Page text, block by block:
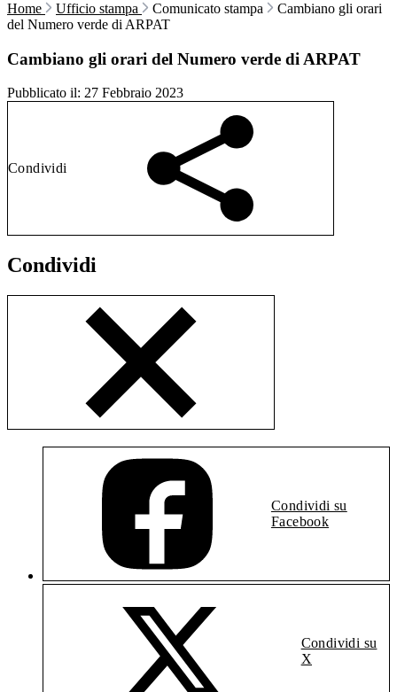
Home Ufficio stampa Comunicato stampa
Cambiano gli orari
del Numero verde di ARPAT
Cambiano gli orari del Numero verde di ARPAT
Pubblicato il: 27 Febbraio 2023
Condividi
Condividi
Condividi su
Facebook
Condividi su
X